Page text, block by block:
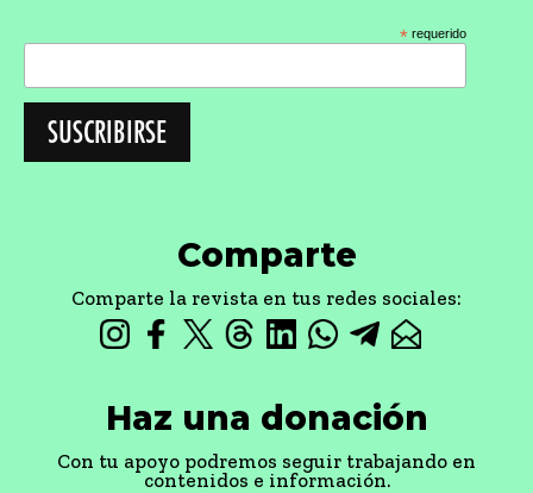
* requerido
Comparte
Comparte la revista en tus redes sociales:
Haz una donación
Con tu apoyo podremos seguir trabajando en
contenidos e información.